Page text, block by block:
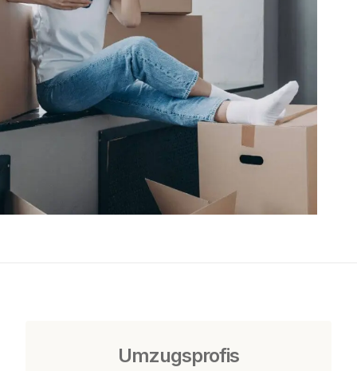
Umzugsprofis